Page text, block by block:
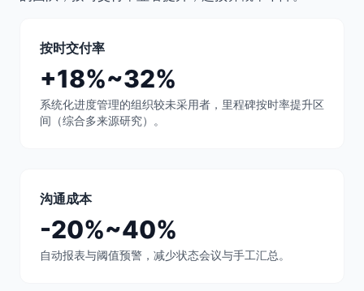
按时交付率
+18%~32%
系统化进度管理的组织较未采用者，里程碑按时率提升区
间（综合多来源研究）。
沟通成本
-20%~40%
自动报表与阈值预警，减少状态会议与手工汇总。